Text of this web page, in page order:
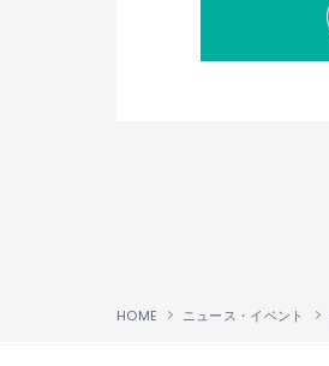
HOME ニュース・イベント